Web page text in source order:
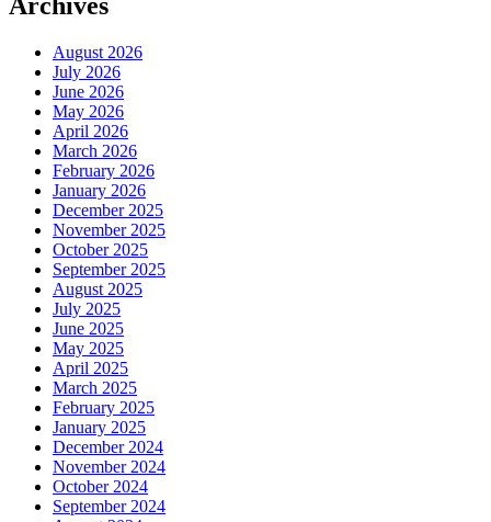
August 2026
July 2026
June 2026
May 2026
April 2026
March 2026
February 2026
January 2026
December 2025
November 2025
October 2025
September 2025
August 2025
July 2025
June 2025
May 2025
April 2025
March 2025
February 2025
January 2025
December 2024
November 2024
October 2024
September 2024